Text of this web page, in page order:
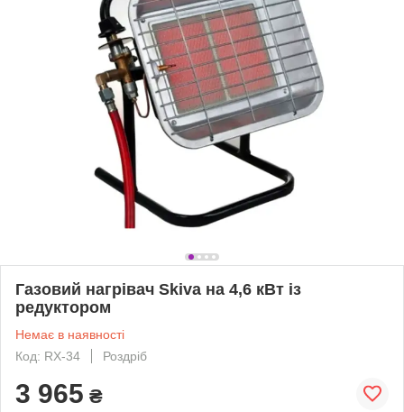
Газовий нагрівач Skiva на 4,6 кВт із
редуктором
Немає в наявності
Код: RX-34
Роздріб
3 965 ₴